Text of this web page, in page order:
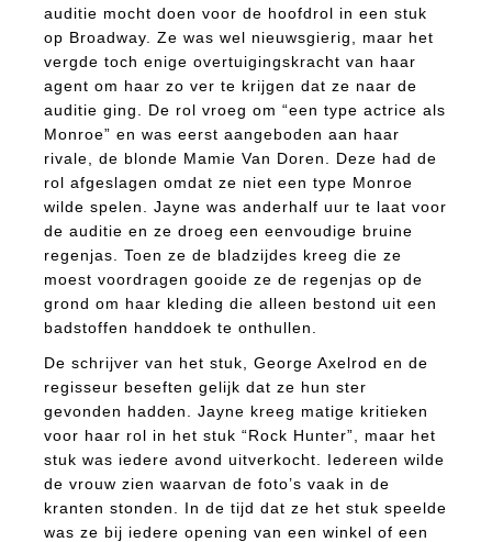
auditie mocht doen voor de hoofdrol in een stuk
op Broadway. Ze was wel nieuwsgierig, maar het
vergde toch enige overtuigingskracht van haar
agent om haar zo ver te krijgen dat ze naar de
auditie ging. De rol vroeg om “een type actrice als
Monroe” en was eerst aangeboden aan haar
rivale, de blonde Mamie Van Doren. Deze had de
rol afgeslagen omdat ze niet een type Monroe
wilde spelen. Jayne was anderhalf uur te laat voor
de auditie en ze droeg een eenvoudige bruine
regenjas. Toen ze de bladzijdes kreeg die ze
moest voordragen gooide ze de regenjas op de
grond om haar kleding die alleen bestond uit een
badstoffen handdoek te onthullen.
De schrijver van het stuk, George Axelrod en de
regisseur beseften gelijk dat ze hun ster
gevonden hadden. Jayne kreeg matige kritieken
voor haar rol in het stuk “Rock Hunter”, maar het
stuk was iedere avond uitverkocht. Iedereen wilde
de vrouw zien waarvan de foto’s vaak in de
kranten stonden. In de tijd dat ze het stuk speelde
was ze bij iedere opening van een winkel of een